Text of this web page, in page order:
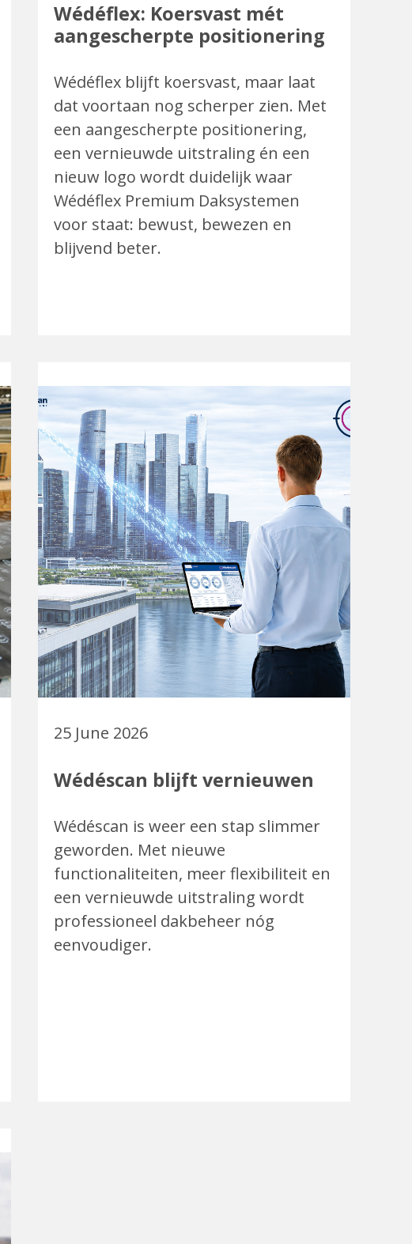
Wédéflex: Koersvast mét
aangescherpte positionering
Wédéflex blijft koersvast, maar laat
dat voortaan nog scherper zien. Met
een aangescherpte positionering,
een vernieuwde uitstraling én een
nieuw logo wordt duidelijk waar
Wédéflex Premium Daksystemen
voor staat: bewust, bewezen en
blijvend beter.
25 June 2026
Wédéscan blijft vernieuwen
Wédéscan is weer een stap slimmer
geworden. Met nieuwe
functionaliteiten, meer flexibiliteit en
een vernieuwde uitstraling wordt
professioneel dakbeheer nóg
eenvoudiger.